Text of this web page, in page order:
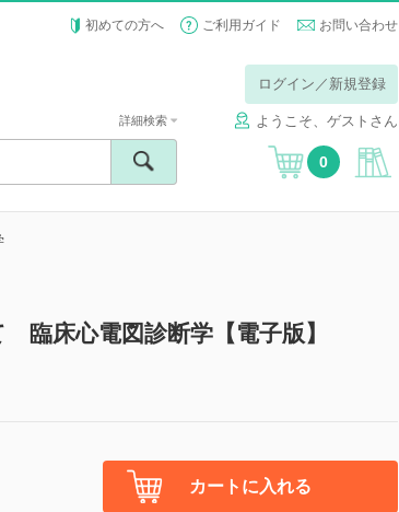
初めての方へ ご利用ガイド お問い合わせ
ログイン／新規登録
ようこそ、ゲストさん
詳細検索
0
床心電図診断学【電子版】
カートに入れる